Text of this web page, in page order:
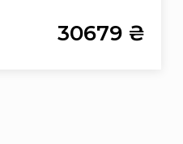
30679 ₴